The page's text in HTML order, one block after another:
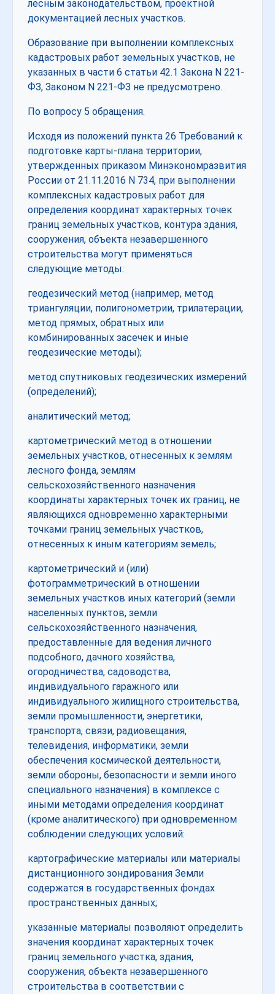
лесным законодательством, проектной
документацией лесных участков.
Образование при выполнении комплексных
кадастровых работ земельных участков, не
указанных в части 6 статьи 42.1 Закона N 221-
ФЗ, Законом N 221-ФЗ не предусмотрено.
По вопросу 5 обращения.
Исходя из положений пункта 26 Требований к
подготовке карты-плана территории,
утвержденных приказом Минэкономразвития
России от 21.11.2016 N 734, при выполнении
комплексных кадастровых работ для
определения координат характерных точек
границ земельных участков, контура здания,
сооружения, объекта незавершенного
строительства могут применяться
следующие методы:
геодезический метод (например, метод
триангуляции, полигонометрии, трилатерации,
метод прямых, обратных или
комбинированных засечек и иные
геодезические методы);
метод спутниковых геодезических измерений
(определений);
аналитический метод;
картометрический метод в отношении
земельных участков, отнесенных к землям
лесного фонда, землям
сельскохозяйственного назначения
координаты характерных точек их границ, не
являющихся одновременно характерными
точками границ земельных участков,
отнесенных к иным категориям земель;
картометрический и (или)
фотограмметрический в отношении
земельных участков иных категорий (земли
населенных пунктов, земли
сельскохозяйственного назначения,
предоставленные для ведения личного
подсобного, дачного хозяйства,
огородничества, садоводства,
индивидуального гаражного или
индивидуального жилищного строительства,
земли промышленности, энергетики,
транспорта, связи, радиовещания,
телевидения, информатики, земли
обеспечения космической деятельности,
земли обороны, безопасности и земли иного
специального назначения) в комплексе с
иными методами определения координат
(кроме аналитического) при одновременном
соблюдении следующих условий:
картографические материалы или материалы
дистанционного зондирования Земли
содержатся в государственных фондах
пространственных данных;
указанные материалы позволяют определить
значения координат характерных точек
границ земельного участка, здания,
сооружения, объекта незавершенного
строительства в соответствии с